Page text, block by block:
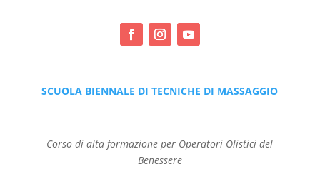
SCUOLA BIENNALE DI TECNICHE DI MASSAGGIO
Corso di alta formazione per Operatori Olistici del
Benessere